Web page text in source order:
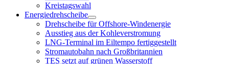
Kreistagswahl
Energiedrehscheibe
Menü
öffnen
Drehscheibe für Offshore-Windenergie
Ausstieg aus der Kohleverstromung
LNG-Terminal im Eiltempo fertiggestellt
Stromautobahn nach Großbritannien
TES setzt auf grünen Wasserstoff